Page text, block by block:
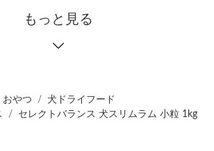
もっと見る
おやつ
犬ドライフード
セレクトバランス 犬スリムラム 小粒 1kg